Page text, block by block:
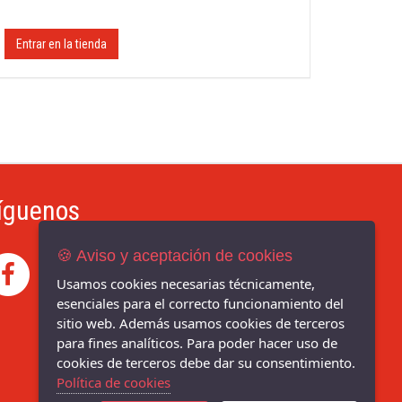
Entrar en la tienda
🍪 Aviso y aceptación de cookies
Usamos cookies necesarias técnicamente,
esenciales para el correcto funcionamiento del
sitio web. Además usamos cookies de terceros
para fines analíticos. Para poder hacer uso de
cookies de terceros debe dar su consentimiento.
Política de cookies